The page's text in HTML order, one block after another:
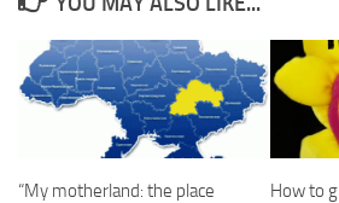
“My motherland: the place
How to